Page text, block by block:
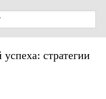
стратегии